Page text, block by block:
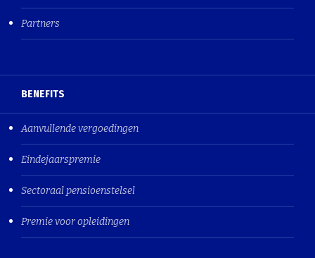
Partners
BENEFITS
Aanvullende vergoedingen
Eindejaarspremie
Sectoraal pensioenstelsel
Premie voor opleidingen